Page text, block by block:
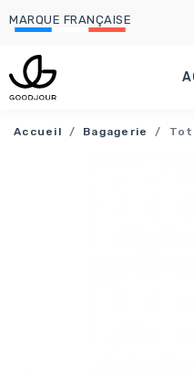
MARQUE FRANÇAISE
Accueil Bagagerie